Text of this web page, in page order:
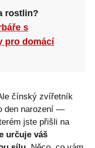
rostlin?
s
pro domácí
čínský zvířetník
den narození —
jste přišli na
určuje váš